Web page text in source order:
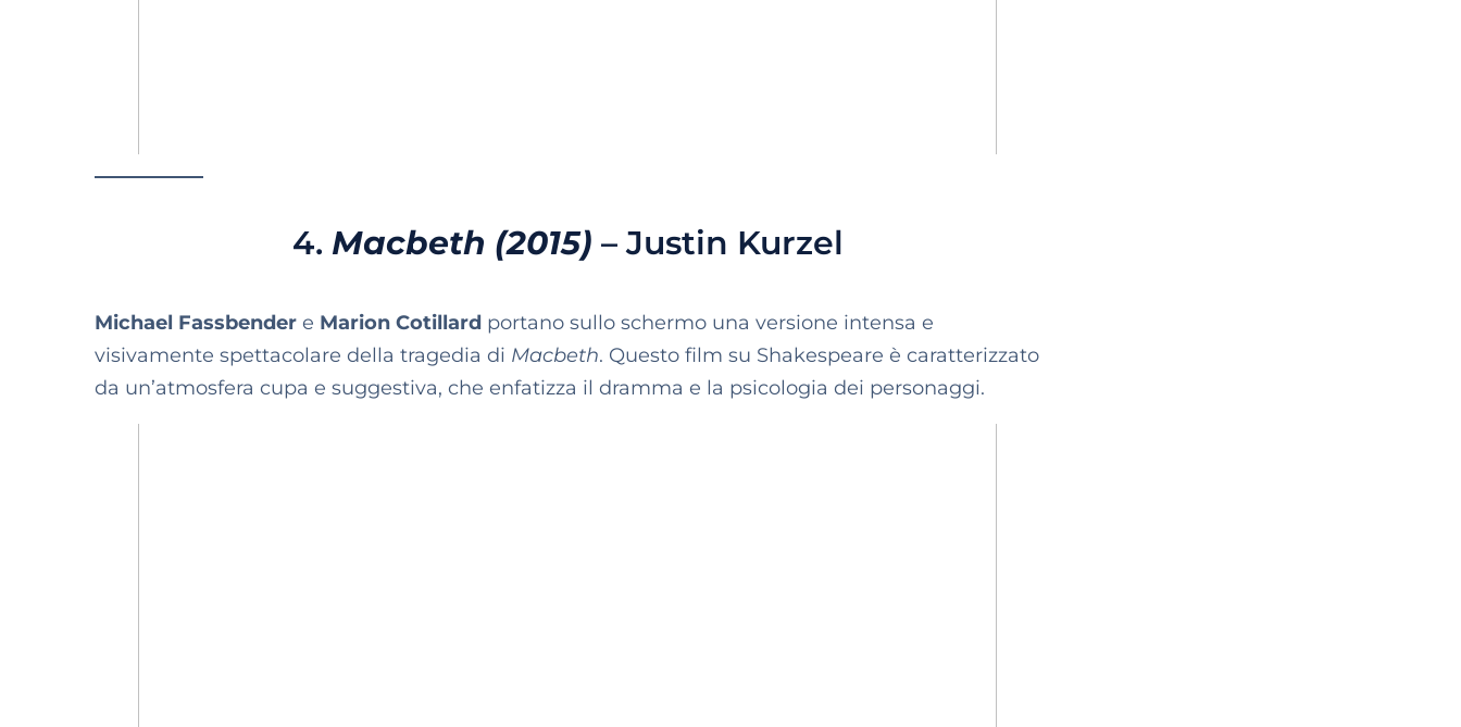
4. Macbeth (2015) – Justin Kurzel
Michael Fassbender e Marion Cotillard portano sullo schermo una versione intensa e
visivamente spettacolare della tragedia di Macbeth. Questo film su Shakespeare è caratterizzato
da un’atmosfera cupa e suggestiva, che enfatizza il dramma e la psicologia dei personaggi.